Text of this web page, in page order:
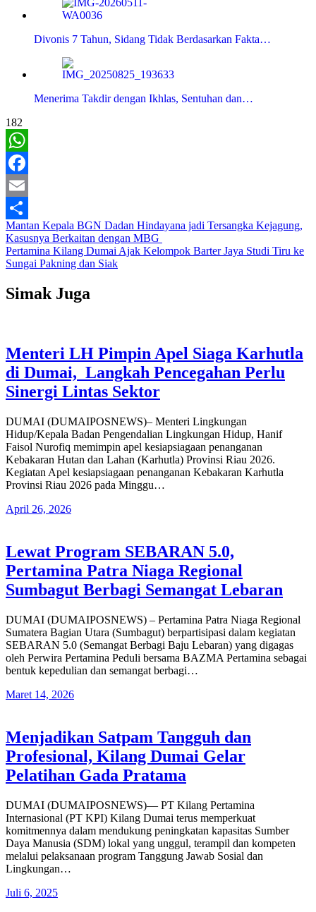
Divonis 7 Tahun, Sidang Tidak Berdasarkan Fakta…
Menerima Takdir dengan Ikhlas, Sentuhan dan…
182
WhatsApp
Facebook
Email
Share
Navigasi
pos
Mantan Kepala BGN Dadan Hindayana jadi Tersangka Kejagung,
Kasusnya Berkaitan dengan MBG
Pertamina Kilang Dumai Ajak Kelompok Barter Jaya Studi Tiru ke
Sungai Pakning dan Siak
Simak Juga
Menteri LH Pimpin Apel Siaga Karhutla
di Dumai, Langkah Pencegahan Perlu
Sinergi Lintas Sektor
DUMAI (DUMAIPOSNEWS)– Menteri Lingkungan
Hidup/Kepala Badan Pengendalian Lingkungan Hidup, Hanif
Faisol Nurofiq memimpin apel kesiapsiagaan penanganan
Kebakaran Hutan dan Lahan (Karhutla) Provinsi Riau 2026.
Kegiatan Apel kesiapsiagaan penanganan Kebakaran Karhutla
Provinsi Riau 2026 pada Minggu…
April 26, 2026
Lewat Program SEBARAN 5.0,
Pertamina Patra Niaga Regional
Sumbagut Berbagi Semangat Lebaran
DUMAI (DUMAIPOSNEWS) – Pertamina Patra Niaga Regional
Sumatera Bagian Utara (Sumbagut) berpartisipasi dalam kegiatan
SEBARAN 5.0 (Semangat Berbagi Baju Lebaran) yang digagas
oleh Perwira Pertamina Peduli bersama BAZMA Pertamina sebagai
bentuk kepedulian dan semangat berbagi…
Maret 14, 2026
Menjadikan Satpam Tangguh dan
Profesional, Kilang Dumai Gelar
Pelatihan Gada Pratama
DUMAI (DUMAIPOSNEWS)— PT Kilang Pertamina
Internasional (PT KPI) Kilang Dumai terus memperkuat
komitmennya dalam mendukung peningkatan kapasitas Sumber
Daya Manusia (SDM) lokal yang unggul, terampil dan kompeten
melalui pelaksanaan program Tanggung Jawab Sosial dan
Lingkungan…
Juli 6, 2025